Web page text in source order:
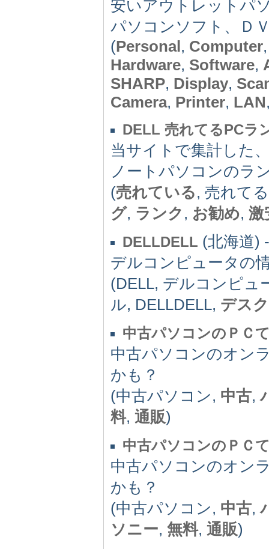
安いアウトレットパ
パソコンソフト、Ｄ
(Personal, Computer
Hardware, Software,
SHARP, Display,
Camera, Printer, LAN
DELL 売れてるPCラ
当サイトで集計した
ノートパソコンのラ
(売れている, 売れて
グ, ランク , お勧め, 激
DELLDELL (北海道) -
デルコンピュータの
(DELL, デルコンピ
ル, DELLDELL, デス
中古パソコンのＰＣ
中古パソコンのオン
かも？
(中古パソコン, 中古,
料, 通販)
中古パソコンのＰＣ
中古パソコンのオン
かも？
(中古パソコン, 中古,
ソニー, 無料, 通販)